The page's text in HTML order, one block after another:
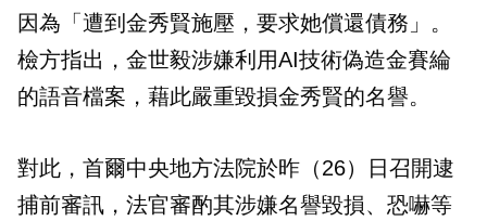
因為「遭到金秀賢施壓，要求她償還債務」。
檢方指出，金世毅涉嫌利用AI技術偽造金賽綸
的語音檔案，藉此嚴重毀損金秀賢的名譽。
對此，首爾中央地方法院於昨（26）日召開逮
捕前審訊，法官審酌其涉嫌名譽毀損、恐嚇等